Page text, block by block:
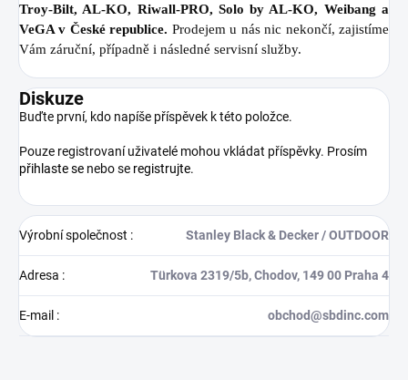
Troy-Bilt, AL-KO, Riwall-PRO, Solo by AL-KO, Weibang a
VeGA v České republice. Prodejem u nás nic nekončí, zajistíme
Vám záruční, případně i následné servisní služby.
Diskuze
Buďte první, kdo napíše příspěvek k této položce.
Pouze registrovaní uživatelé mohou vkládat příspěvky. Prosím
přihlaste se nebo se registrujte.
Výrobní společnost : Stanley Black & Decker / OUTDOOR
Adresa : Türkova 2319/5b, Chodov, 149 00 Praha 4
E-mail : obchod@sbdinc.com